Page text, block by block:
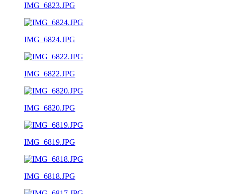
IMG_6823.JPG
IMG_6824.JPG
IMG_6822.JPG
IMG_6820.JPG
IMG_6819.JPG
IMG_6818.JPG